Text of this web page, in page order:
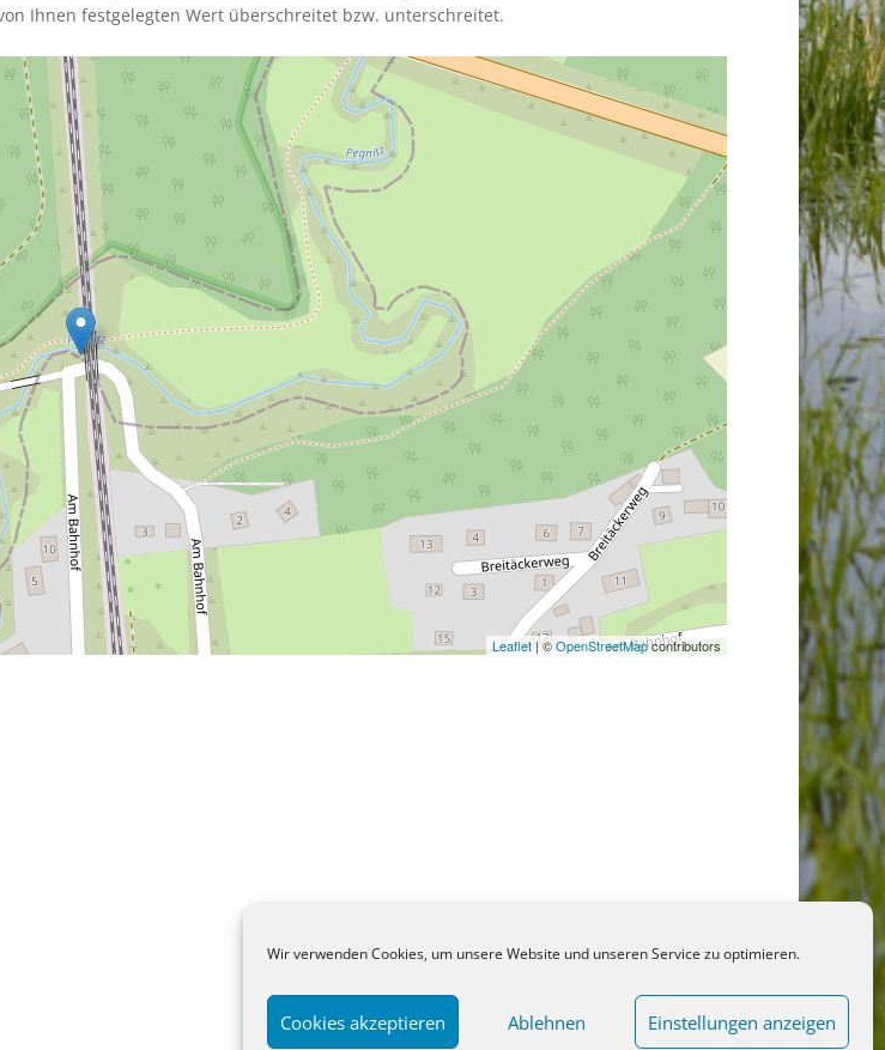
Wir verwenden Cookies, um unsere Website und unseren Service zu optimieren.
Cookies akzeptieren Ablehnen Einstellungen anzeigen
Ihnen festgelegten Wert überschreitet bzw. unterschreitet.
Leaflet| ©OpenStreetMapcontributors